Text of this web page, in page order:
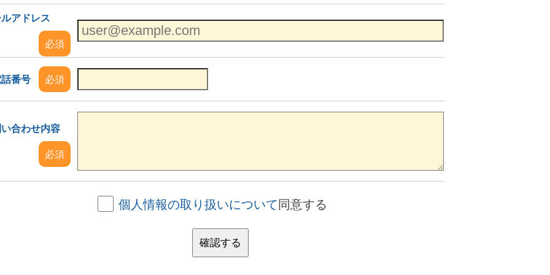
ルアドレス
必須
番号 必須
合わせ内容
必須
個人情報の取り扱いについて同意する
確認する